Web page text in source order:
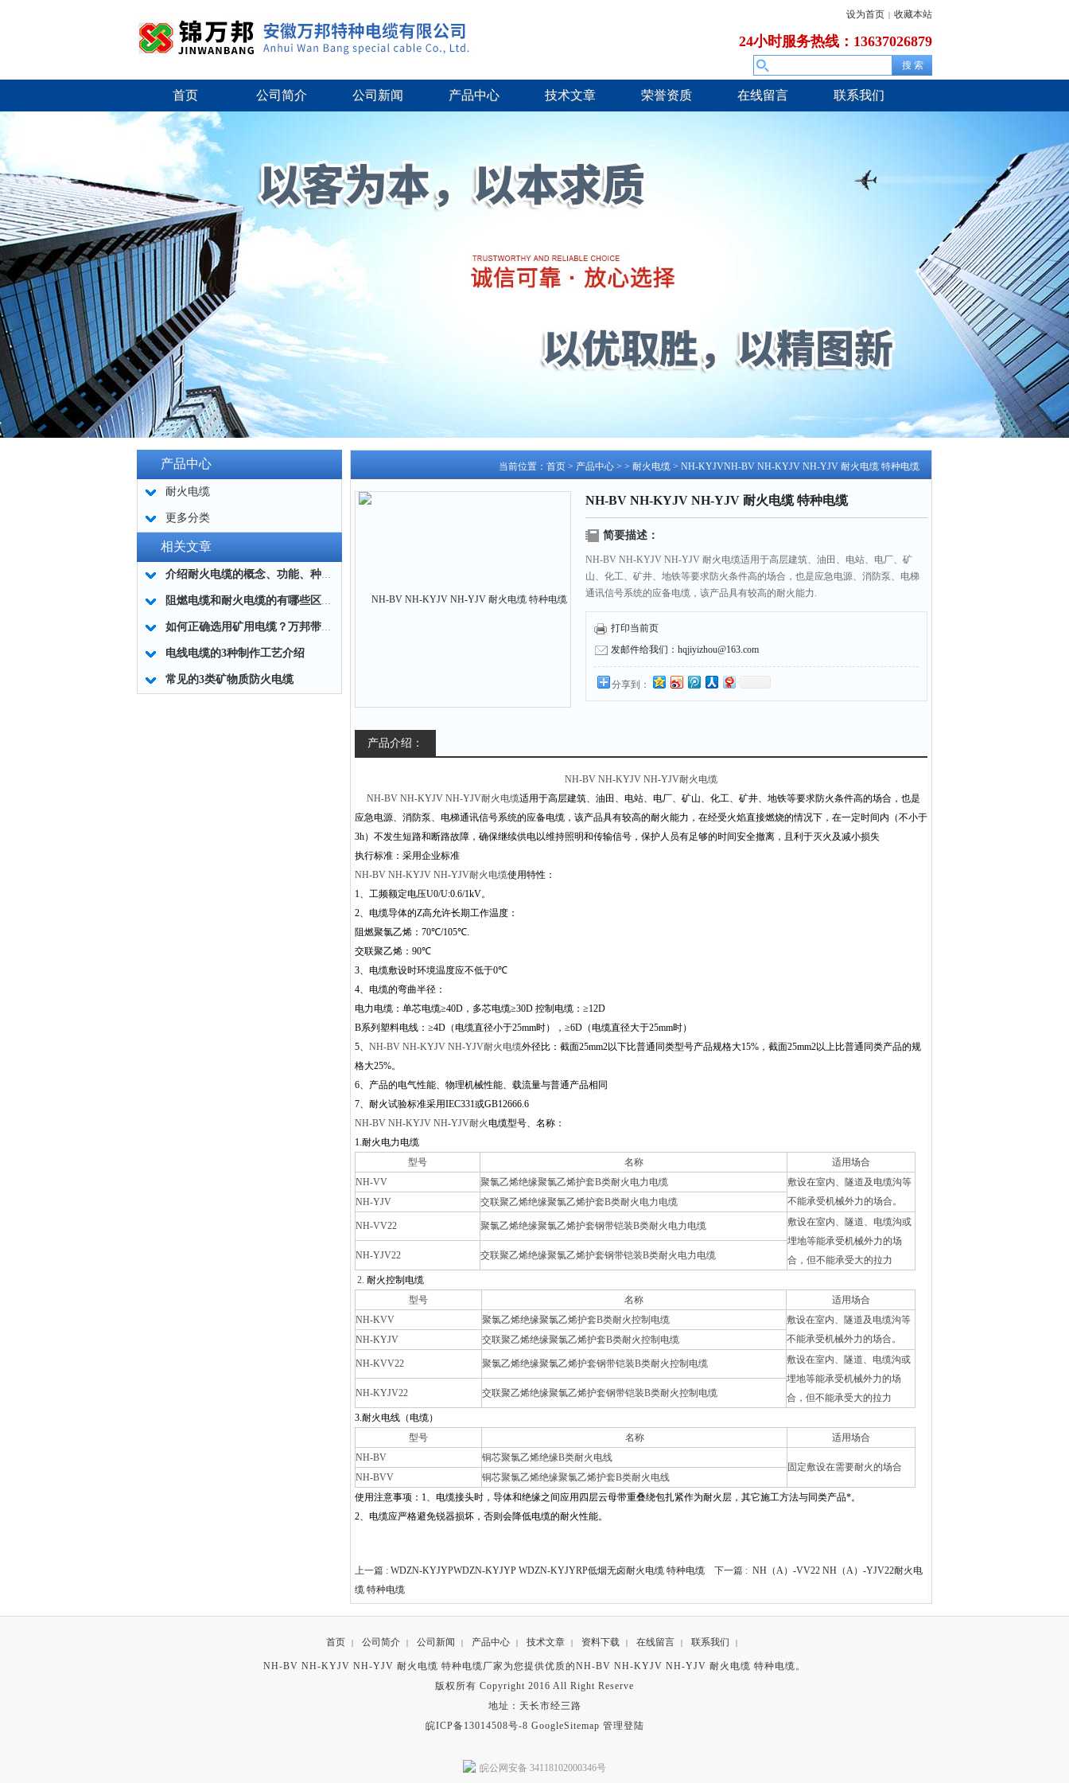
设为首页 | 收藏本站
24小时服务热线：13637026879
首页 公司简介 公司新闻 产品中心 技术文章 荣誉资质 在线留言 联系我们
产品中心
耐火电缆
更多分类
相关文章
介绍耐火电缆的概念、功能、种类和应用
阻燃电缆和耐火电缆的有哪些区别？
如何正确选用矿用电缆？万邦带您了解！
电线电缆的3种制作工艺介绍
常见的3类矿物质防火电缆
当前位置： 首页 > 产品中心 > > 耐火电缆 > NH-KYJVNH-BV NH-KYJV NH-YJV 耐火电缆 特种电缆
NH-BV NH-KYJV NH-YJV 耐火电缆 特种电缆
简要描述：
NH-BV NH-KYJV NH-YJV 耐火电缆适用于高层建筑、油田、电站、电厂、矿
山、化工、矿井、地铁等要求防火条件高的场合，也是应急电源、消防泵、电梯
通讯信号系统的应备电缆，该产品具有较高的耐火能力.
打印当前页
发邮件给我们：hqjiyizhou@163.com
分享到：
产品介绍：
NH-BV NH-KYJV NH-YJV耐火电缆
NH-BV NH-KYJV NH-YJV耐火电缆适用于高层建筑、油田、电站、电厂、矿山、化工、矿井、地铁等要求防火条件高的场合，也是
应急电源、消防泵、电梯通讯信号系统的应备电缆，该产品具有较高的耐火能力，在经受火焰直接燃烧的情况下，在一定时间内（不小于
3h）不发生短路和断路故障，确保继续供电以维持照明和传输信号，保护人员有足够的时间安全撤离，且利于灭火及减小损失
执行标准： 采用企业标准
NH-BV NH-KYJV NH-YJV耐火电缆使用特性：
1、工频额定电压U0/U:0.6/1kV。
2、电缆导体的Z高允许长期工作温度：
阻燃聚氯乙烯： 70℃/105℃.
交联聚乙烯： 90℃
3、电缆敷设时环境温度应不低于0℃
4、电缆的弯曲半径：
电力电缆：单芯电缆≥40D ，多芯电缆≥30D 控制电缆： ≥12D
B系列塑料电线： ≥4D （电缆直径小于25mm时）， ≥6D （电缆直径大于25mm时）
5、 NH-BV NH-KYJV NH-YJV耐火电缆外径比：截面25mm2以下比普通同类型号产品规格大15% ，截面25mm2以上比普通同类产品的规
格大25%。
6、产品的电气性能、物理机械性能、载流量与普通产品相同
7、耐火试验标准采用IEC331或GB12666.6
NH-BV NH-KYJV NH-YJV耐火电缆型号、名称：
1.耐火电力电缆
型号
名称
适用场合
NH-VV
聚氯乙烯绝缘聚氯乙烯护套B类耐火电力电缆
敷设在室内、隧道及电缆沟等
不能承受机械外力的场合。
NH-YJV 交联聚乙烯绝缘聚氯乙烯护套B类耐火电力电缆
NH-VV22 聚氯乙烯绝缘聚氯乙烯护套钢带铠装B类耐火电力电缆
敷设在室内、隧道、电缆沟或
埋地等能承受机械外力的场
合，但不能承受大的拉力
NH-YJV22 交联聚乙烯绝缘聚氯乙烯护套钢带铠装B类耐火电力电缆
2. 耐火控制电缆
型号
名称
适用场合
NH-KVV
聚氯乙烯绝缘聚氯乙烯护套B类耐火控制电缆
敷设在室内、隧道及电缆沟等
不能承受机械外力的场合。
NH-KYJV 交联聚乙烯绝缘聚氯乙烯护套B类耐火控制电缆
NH-KVV22 聚氯乙烯绝缘聚氯乙烯护套钢带铠装B类耐火控制电缆
敷设在室内、隧道、电缆沟或
埋地等能承受机械外力的场
合，但不能承受大的拉力
NH-KYJV22 交联聚乙烯绝缘聚氯乙烯护套钢带铠装B类耐火控制电缆
3.耐火电线（电缆）
型号
名称
适用场合
NH-BV
铜芯聚氯乙烯绝缘B类耐火电线
固定敷设在需要耐火的场合
NH-BVV
铜芯聚氯乙烯绝缘聚氯乙烯护套B类耐火电线
使用注意事项： 1、电缆接头时，导体和绝缘之间应用四层云母带重叠绕包扎紧作为耐火层，其它施工方法与同类产品*。
2、电缆应严格避免锐器损坏，否则会降低电缆的耐火性能。
上一篇 : WDZN-KYJYPWDZN-KYJYP WDZN-KYJYRP低烟无卤耐火电缆 特种电缆 下一篇 : NH（A）-VV22 NH（A）-YJV22耐火电
缆 特种电缆
首页 | 公司简介 | 公司新闻 | 产品中心 | 技术文章 | 资料下载 | 在线留言 | 联系我们 |
NH-BV NH-KYJV NH-YJV 耐火电缆 特种电缆厂家为您提供优质的NH-BV NH-KYJV NH-YJV 耐火电缆 特种电缆。
版权所有 Copyright 2016 All Right Reserve
地址：天长市经三路
皖ICP备13014508号-8 GoogleSitemap 管理登陆
皖公网安备 34118102000346号